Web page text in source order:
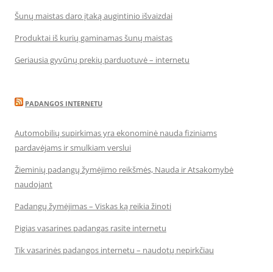
Šunų maistas daro įtaką augintinio išvaizdai
Produktai iš kurių gaminamas šunų maistas
Geriausia gyvūnų prekių parduotuvė – internetu
PADANGOS INTERNETU
Automobilių supirkimas yra ekonominė nauda fiziniams
pardavėjams ir smulkiam verslui
Žieminių padangų žymėjimo reikšmės, Nauda ir Atsakomybė
naudojant
Padangų žymėjimas – Viskas ką reikia žinoti
Pigias vasarines padangas rasite internetu
Tik vasarinės padangos internetu – naudotų nepirkčiau